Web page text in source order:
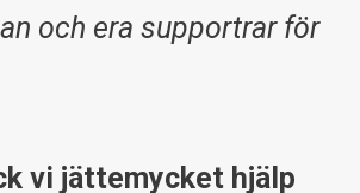
och era supportrar för
vi jättemycket hjälp